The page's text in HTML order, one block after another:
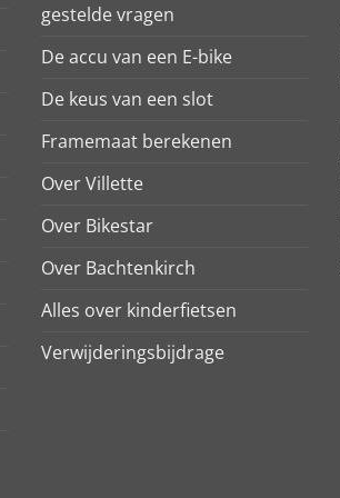
gestelde vragen
De accu van een E-bike
De keus van een slot
Framemaat berekenen
Over Villette
Over Bikestar
Over Bachtenkirch
Alles over kinderfietsen
Verwijderingsbijdrage